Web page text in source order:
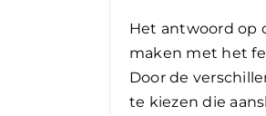
Het antwoord op
maken met het
Door de
te kiezen die